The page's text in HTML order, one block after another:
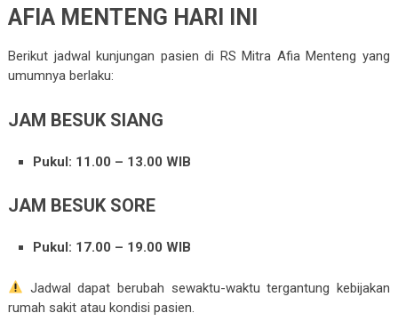
AFIA MENTENG HARI INI
Berikut jadwal kunjungan pasien di RS Mitra Afia Menteng yang
umumnya berlaku:
JAM BESUK SIANG
Pukul: 11.00 – 13.00 WIB
JAM BESUK SORE
Pukul: 17.00 – 19.00 WIB
Jadwal dapat berubah sewaktu-waktu tergantung kebijakan
rumah sakit atau kondisi pasien.